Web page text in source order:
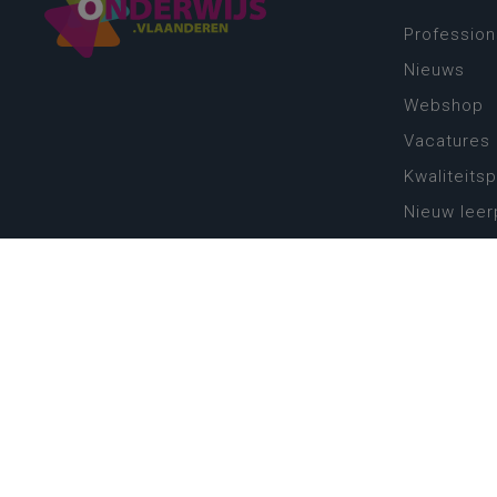
Nieuws
Webshop
Vacatures
Nieuw